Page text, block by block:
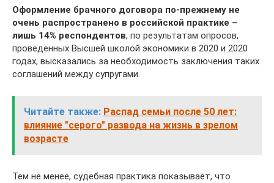
Оформление брачного договора по-прежнему не
очень распространено в российской практике –
лишь 14% респондентов, по результатам опросов,
проведенных Высшей школой экономики в 2020 и 2020
годах, высказались за необходимость заключения таких
соглашений между супругами.
Читайте также: Распад семьи после 50 лет:
влияние "серого" развода на жизнь в зрелом
возрасте
Тем не менее, судебная практика показывает, что